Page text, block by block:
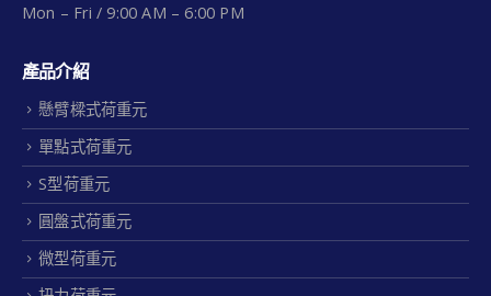
Mon – Fri / 9:00 AM – 6:00 PM
產品介紹
懸臂樑式荷重元
單點式荷重元
S型荷重元
圓盤式荷重元
微型荷重元